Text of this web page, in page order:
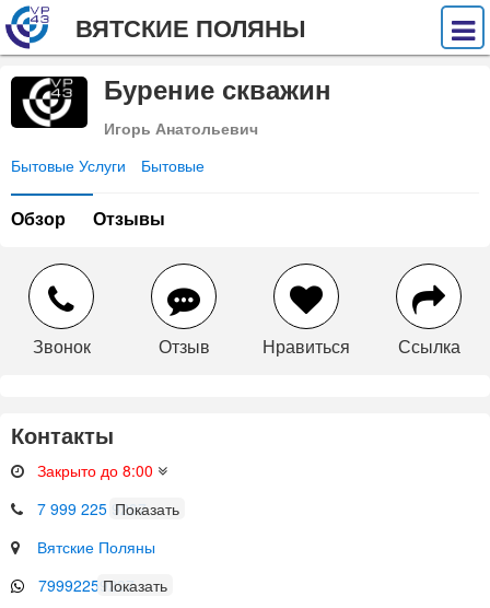
ВЯТСКИЕ ПОЛЯНЫ
Бурение скважин
Игорь Анатольевич
Бытовые Услуги Бытовые
Обзор Отзывы
Звонок Отзыв Нравиться Ссылка
Контакты
Закрыто до 8:00
7 999 225 9297
Вятские Поляны
79992259297